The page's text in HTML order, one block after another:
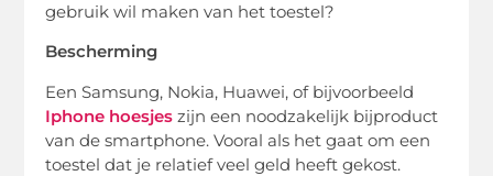
gebruik wil maken van het toestel?
Bescherming
Een Samsung, Nokia, Huawei, of bijvoorbeeld
Iphone hoesjes zijn een noodzakelijk bijproduct
van de smartphone. Vooral als het gaat om een
toestel dat je relatief veel geld heeft gekost.